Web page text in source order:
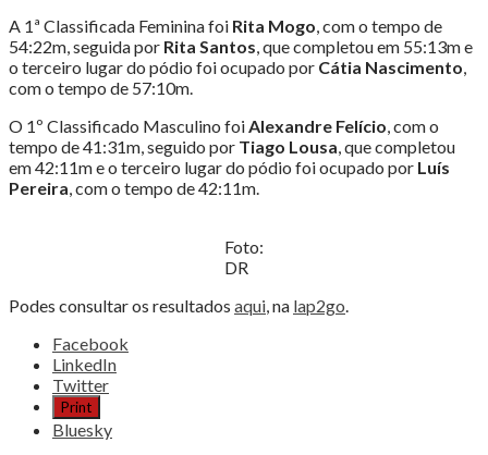
A 1ª Classificada Feminina foi Rita Mogo, com o tempo de
54:22m, seguida por Rita Santos, que completou em 55:13m e
o terceiro lugar do pódio foi ocupado por Cátia Nascimento,
com o tempo de 57:10m.
O 1º Classificado Masculino foiAlexandre Felício, com o
tempo de 41:31m, seguido por Tiago Lousa, que completou
em 42:11m e o terceiro lugar do pódio foi ocupado por Luís
Pereira, com o tempo de 42:11m.
Foto:
DR
Podes consultar os resultados aqui, na lap2go.
Share
post
TRAIL
Facebook
LinkedIn
Twitter
Print
Bluesky